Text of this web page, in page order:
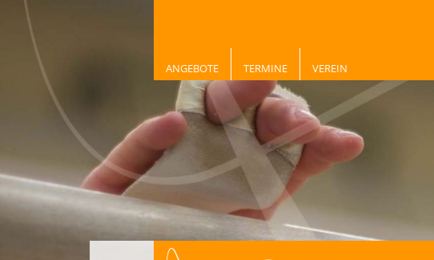
ANGEBOTE TERMINE VEREIN